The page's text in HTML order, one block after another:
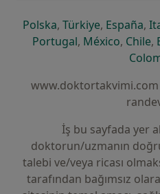
Polskayeni bir sekmede
, Türkiyeyeni bir
, España,
Portugalyeni bir
, Méxicoyeni bir
, Chile,
İş bu sayfada yer
doktorun/uzmanın
talebi ve/veya ricası
tarafından bağımsız